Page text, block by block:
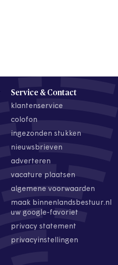
Service & Contact
klantenservice
colofon
ingezonden stukken
nieuwsbrieven
adverteren
vacature plaatsen
algemene voorwaarden
maak binnenlandsbestuur.nl
uw google-favoriet
privacy statement
privacyinstellingen